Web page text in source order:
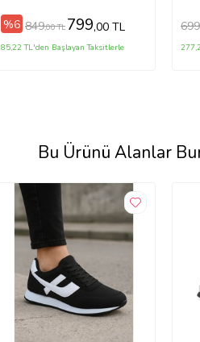
(SIYAHBEYAZ-SIYAH)
%6 849,00 TL 799,00 TL
85,22 TL'den Başlayan Taksitlerle
Bu Ürünü Alanlar